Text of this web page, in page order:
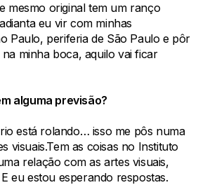
mesmo original tem um ranço
eu vir com minhas
Paulo, periferia de São Paulo e pôr
minha boca, aquilo vai ficar
alguma previsão?
está rolando… isso me pôs numa
visuais.Tem as coisas no Instituto
relação com as artes visuais,
eu estou esperando respostas.